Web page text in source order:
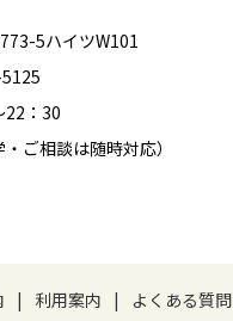
5ハイツW101
22：30
ご相談は随時対応）
利用案内 よくある質問